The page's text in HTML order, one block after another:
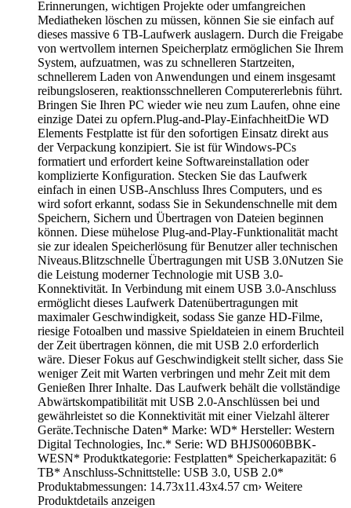
Erinnerungen, wichtigen Projekte oder umfangreichen
Mediatheken löschen zu müssen, können Sie sie einfach auf
dieses massive 6 TB-Laufwerk auslagern. Durch die Freigabe
von wertvollem internen Speicherplatz ermöglichen Sie Ihrem
System, aufzuatmen, was zu schnelleren Startzeiten,
schnellerem Laden von Anwendungen und einem insgesamt
reibungsloseren, reaktionsschnelleren Computererlebnis führt.
Bringen Sie Ihren PC wieder wie neu zum Laufen, ohne eine
einzige Datei zu opfern.Plug-and-Play-EinfachheitDie WD
Elements Festplatte ist für den sofortigen Einsatz direkt aus
der Verpackung konzipiert. Sie ist für Windows-PCs
formatiert und erfordert keine Softwareinstallation oder
komplizierte Konfiguration. Stecken Sie das Laufwerk
einfach in einen USB-Anschluss Ihres Computers, und es
wird sofort erkannt, sodass Sie in Sekundenschnelle mit dem
Speichern, Sichern und Übertragen von Dateien beginnen
können. Diese mühelose Plug-and-Play-Funktionalität macht
sie zur idealen Speicherlösung für Benutzer aller technischen
Niveaus.Blitzschnelle Übertragungen mit USB 3.0Nutzen Sie
die Leistung moderner Technologie mit USB 3.0-
Konnektivität. In Verbindung mit einem USB 3.0-Anschluss
ermöglicht dieses Laufwerk Datenübertragungen mit
maximaler Geschwindigkeit, sodass Sie ganze HD-Filme,
riesige Fotoalben und massive Spieldateien in einem Bruchteil
der Zeit übertragen können, die mit USB 2.0 erforderlich
wäre. Dieser Fokus auf Geschwindigkeit stellt sicher, dass Sie
weniger Zeit mit Warten verbringen und mehr Zeit mit dem
Genießen Ihrer Inhalte. Das Laufwerk behält die vollständige
Abwärtskompatibilität mit USB 2.0-Anschlüssen bei und
gewährleistet so die Konnektivität mit einer Vielzahl älterer
Geräte.Technische Daten* Marke: ‎WD* Hersteller: ‎Western
Digital Technologies, Inc.* Serie: ‎WD BHJS0060BBK-
WESN* Produktkategorie: Festplatten* Speicherkapazität: 6
TB* Anschluss-Schnittstelle: USB 3.0, USB 2.0*
Produktabmessungen: ‎14.73x11.43x4.57 cm› Weitere
Produktdetails anzeigen